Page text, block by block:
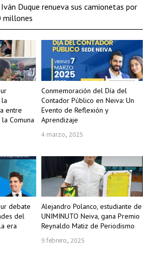
entre
Comuna
Conmemoración del Día del
Contador Público en Neiva: Un
Evento de Reflexión y
Aprendizaje
4 marzo, 2025
debate
del
era
Alejandro Polanco, estudiante de
UNIMINUTO Neiva, gana Premio
Reynaldo Matiz de Periodismo
9 febrero, 2025
Duque renueva sus camionetas por
millones